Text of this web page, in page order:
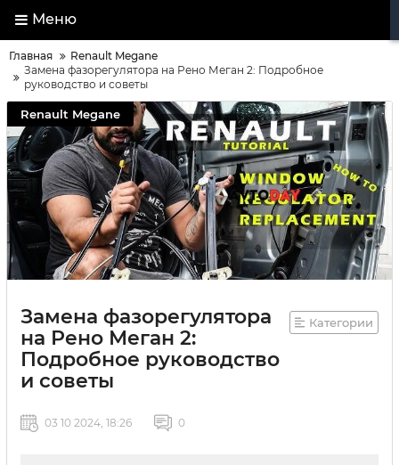
Меню
Главная
Renault Megane
Замена фазорегулятора на Рено Меган 2: Подробное
руководство и советы
Renault Megane
Замена фазорегулятора
на Рено Меган 2:
Подробное руководство
и советы
Категории
03 10 2024, 18:26 0